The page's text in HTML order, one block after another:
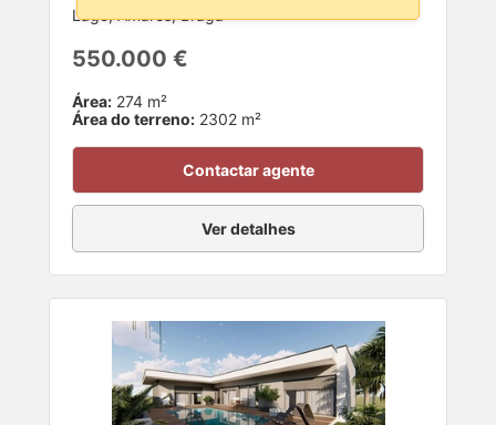
Lago, Amares, Braga
550.000 €
Área: 274 m²
Área do terreno: 2302 m²
Contactar agente
Ver detalhes